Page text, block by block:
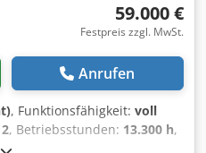
59.000 €
Festpreis zzgl. MwSt.
Anrufen
, Funktionsfähigkeit: voll
, Betriebsstunden: 13.300 h,
(Schild & Pratze)